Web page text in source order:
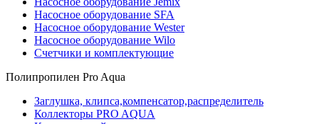
Насосное оборудование SFA
Насосное оборудование Wester
Насосное оборудование Wilo
Счетчики и комплектующие
Полипропилен Pro Aqua
Заглушка, клипса,компенсатор,распределитель
Коллекторы PRO AQUA